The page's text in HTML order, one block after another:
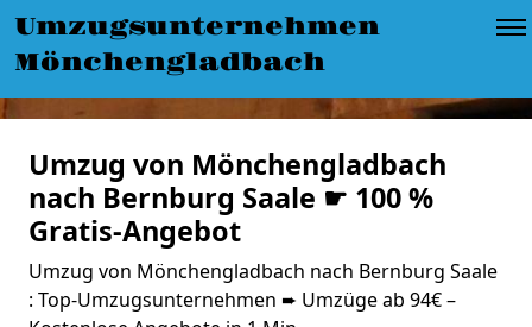
Umzugsunternehmen
Mönchengladbach
Umzug von Mönchengladbach
nach Bernburg Saale ☛ 100 %
Gratis-Angebot
Umzug von Mönchengladbach nach Bernburg Saale
: Top-Umzugsunternehmen ➨ Umzüge ab 94€ –